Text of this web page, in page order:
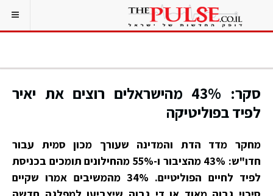
סקר: 43% מהישראלים רוצים את יאיר
לפיד בפוליטיקה
מחקר מדד הדת והמדינה שעורך מכון סמית עבור
חדו"ש: 43% מהציבור ו-55% מהחילונים תומכים בכניסת
לפיד לחיים הפוליטיים. 34% מהמשיבים אמרו שקיים